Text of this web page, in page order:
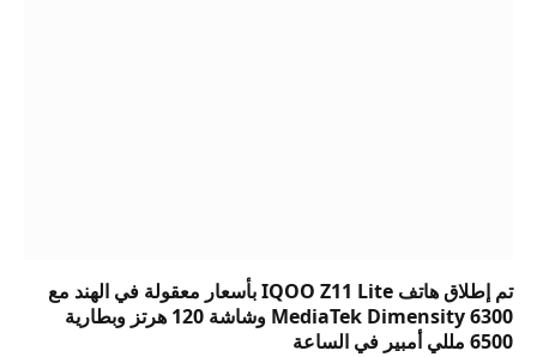
تم إطلاق هاتف IQOO Z11 Lite بأسعار معقولة في الهند مع
MediaTek Dimensity 6300 وشاشة 120 هرتز وبطارية
6500 مللي أمبير في الساعة